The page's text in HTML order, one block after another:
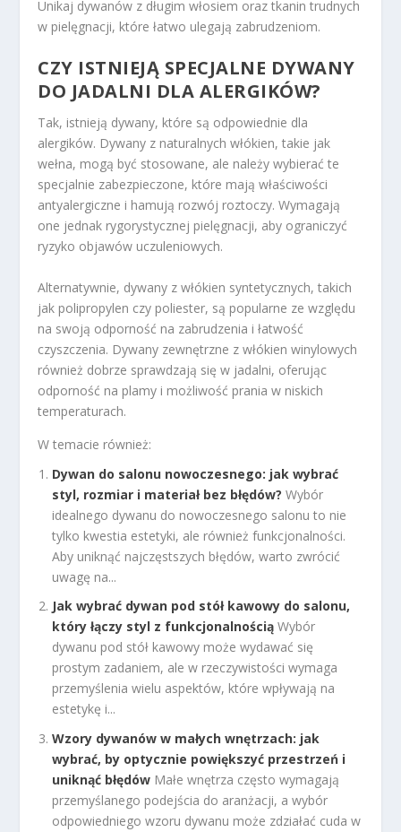
Unikaj dywanów z długim włosiem oraz tkanin trudnych
w pielęgnacji, które łatwo ulegają zabrudzeniom.
CZY ISTNIEJĄ SPECJALNE DYWANY
DO JADALNI DLA ALERGIKÓW?
Tak, istnieją dywany, które są odpowiednie dla
alergików. Dywany z naturalnych włókien, takie jak
wełna, mogą być stosowane, ale należy wybierać te
specjalnie zabezpieczone, które mają właściwości
antyalergiczne i hamują rozwój roztoczy. Wymagają
one jednak rygorystycznej pielęgnacji, aby ograniczyć
ryzyko objawów uczuleniowych.
Alternatywnie, dywany z włókien syntetycznych, takich
jak polipropylen czy poliester, są popularne ze względu
na swoją odporność na zabrudzenia i łatwość
czyszczenia. Dywany zewnętrzne z włókien winylowych
również dobrze sprawdzają się w jadalni, oferując
odporność na plamy i możliwość prania w niskich
temperaturach.
W temacie również:
Dywan do salonu nowoczesnego: jak wybrać
styl, rozmiar i materiał bez błędów? Wybór
idealnego dywanu do nowoczesnego salonu to nie
tylko kwestia estetyki, ale również funkcjonalności.
Aby uniknąć najczęstszych błędów, warto zwrócić
uwagę na...
Jak wybrać dywan pod stół kawowy do salonu,
który łączy styl z funkcjonalnością Wybór
dywanu pod stół kawowy może wydawać się
prostym zadaniem, ale w rzeczywistości wymaga
przemyślenia wielu aspektów, które wpływają na
estetykę i...
Wzory dywanów w małych wnętrzach: jak
wybrać, by optycznie powiększyć przestrzeń i
uniknąć błędów Małe wnętrza często wymagają
przemyślanego podejścia do aranżacji, a wybór
odpowiedniego wzoru dywanu może zdziałać cuda w